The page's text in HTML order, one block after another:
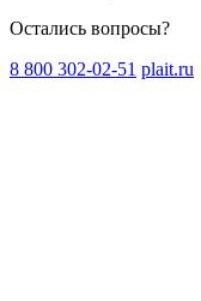
Остались вопросы?
8 800 302-02-51 plait.ru